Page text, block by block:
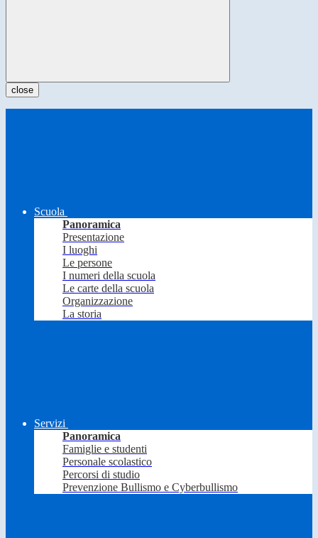
close
Scuola
Panoramica
Presentazione
I luoghi
Le persone
I numeri della scuola
Le carte della scuola
Organizzazione
La storia
Servizi
Panoramica
Famiglie e studenti
Personale scolastico
Percorsi di studio
Prevenzione Bullismo e Cyberbullismo